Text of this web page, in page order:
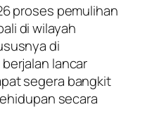
proses pemulihan
di wilayah
di
lancar
segera bangkit
secara